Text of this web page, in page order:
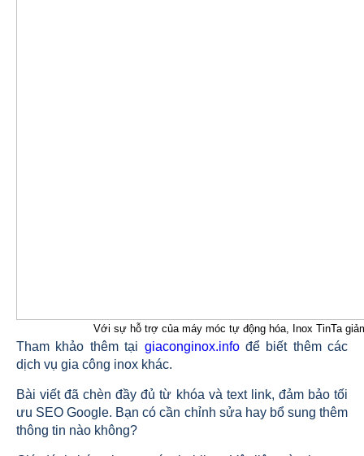
Với sự hỗ trợ của máy móc tự động hóa, Inox TinTa
Tham khảo thêm tại giaconginox.infođể biết thêm các
dịch vụ gia công inox khác.
Bài viết đã chèn đầy đủ từ khóa và text link, đảm bảo tối
ưu SEO Google. Bạn có cần chỉnh sửa hay bổ sung thêm
thông tin nào không?